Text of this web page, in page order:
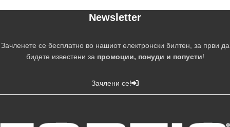
Newsletter
Зачленете се бесплатно во нашиот електронски билтен, за први да
бидете известени за промоции, понуди и попусти!
Зачлени се!